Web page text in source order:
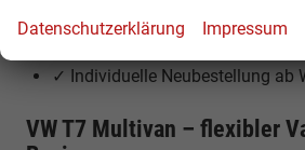
✓ Flexibler Van mit bis zu 7
✓ Individuelle Neubestellung ab
VW T7 Multivan – flexibler
Datenschutzerklärung Impressum